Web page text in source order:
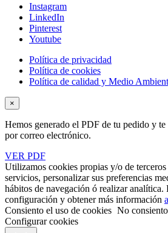
Instagram
LinkedIn
Pinterest
Youtube
Política de privacidad
Política de cookies
Política de calidad y Medio
×
Hemos generado el PDF de tu pedido y
por correo electrónico.
VER PDF
Utilizamos cookies propias y/o de
servicios, personalizar sus preferencias
hábitos de navegación ó realizar analítica.
configuración y obtener más información
Consiento el uso de cookies No
Configurar cookies